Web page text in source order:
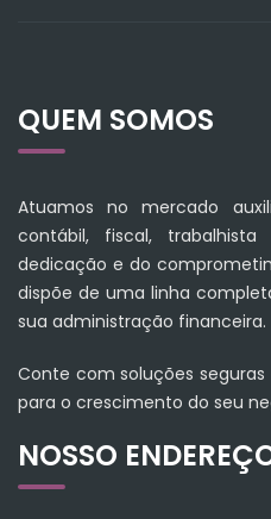
QUEM SOMOS
Atuamos no mercado
contábil, fiscal,
dedicação e do
dispõe de uma linha
sua administração financeira.
Conte com soluções
para o crescimento do seu
NOSSO